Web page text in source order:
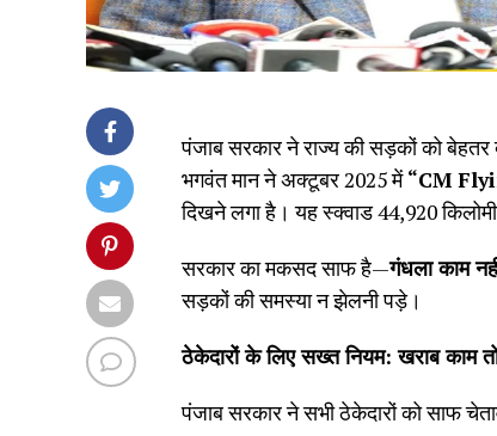
पंजाब सरकार ने राज्य की सड़कों को
भगवंत मान ने अक्टूबर 2025 में“CM
दिखने लगा है। यह स्क्वाड 44,920
सरकार का मकसद साफ है—गंधला काम
सड़कों की समस्या न झेलनी पड़े।
ठेकेदारों के लिए सख्त नियम: खराब काम
पंजाब सरकार ने सभी ठेकेदारों को साफ